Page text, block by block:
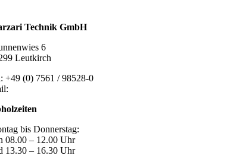
Technik GmbH
6
Leutkirch
+49 (0) 7561 / 98528-0
bis Donnerstag:
08.00 – 12.00 Uhr
13.30 – 16.30 Uhr